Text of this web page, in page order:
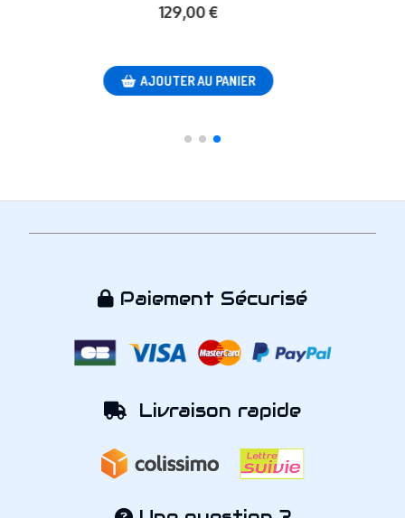
 Paiement Sécurisé
 Livraison rapide